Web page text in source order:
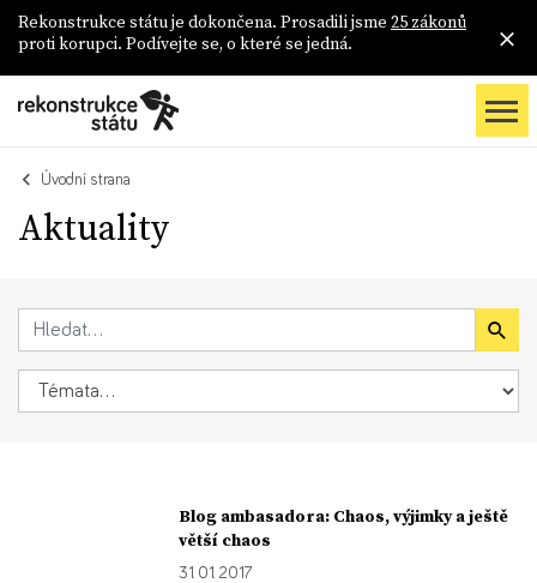
Rekonstrukce státu je dokončena. Prosadili jsme 25 zákonů
proti korupci. Podívejte se, o které se jedná.
Úvodní strana
Aktuality
Blog ambasadora: Chaos, výjimky a ještě
větší chaos
31. 01. 2017